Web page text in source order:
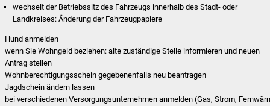
wechselt der Betriebssitz des Fahrzeugs innerhalb des Stadt- oder
Landkreises: Änderung der Fahrzeugpapiere
Hund anmelden
wenn Sie Wohngeld beziehen: alte zuständige Stelle informieren und neuen
Antrag stellen
Wohnberechtigungsschein gegebenenfalls neu beantragen
Jagdschein ändern lassen
bei verschiedenen Versorgungsunternehmen anmelden (Gas, Strom,